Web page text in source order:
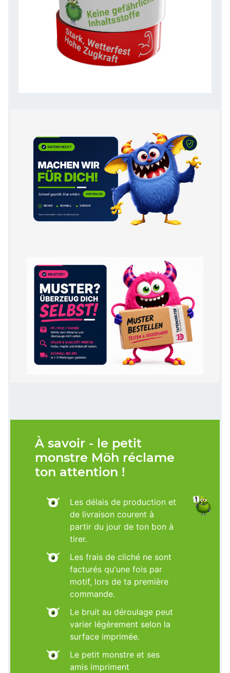
À savoir - le petit
monstre Möh réclame
ton attention !
Les délais de production et
de livraison courent à
partir du jour de ton bon à
tirer.
Les frais de cliché ne sont
facturés qu'une fois par
motif, lors de ta première
commande.
Le bruit au déroulage peut
varier légèrement selon la
surface imprimée.
Le petit monstre et ses
amis impriment